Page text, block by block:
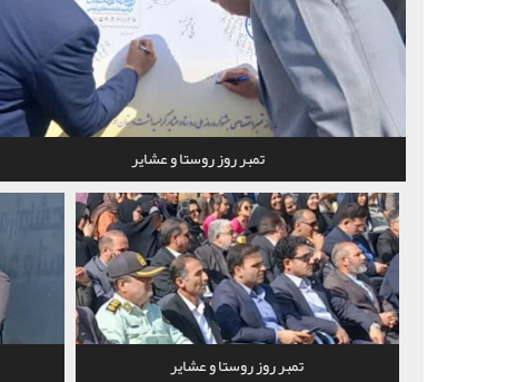
تمبر روز روستا و عشایر
تمبر روز روستا و عشایر